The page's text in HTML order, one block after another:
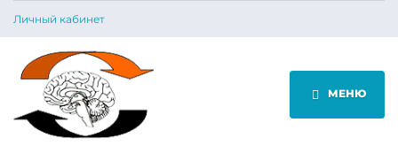
Личный кабинет
МЕНЮ